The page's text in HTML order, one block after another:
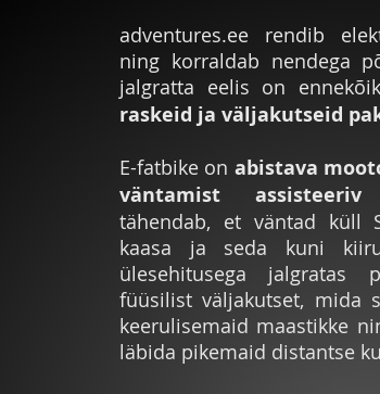
adventures.ee rendib
ning korraldab nendega
jalgratta eelis on
raskeid ja väljakutseid
E-fatbike on abistava
väntamist assisteeriv
tähendab, et väntad küll
kaasa ja seda kuni
ülesehitusega jalgratas
füüsilist väljakutset, mida
keerulisemaid maastikke
läbida pikemaid distantse